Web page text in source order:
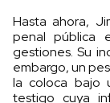
Hasta ahora,
penal pública
gestiones. Su
embargo, un
la coloca bajo
testigo cuya